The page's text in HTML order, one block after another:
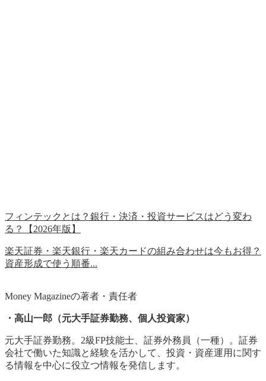
フィンテックとは？銀行・決済・投資サービスはどう変わ
る？【2026年版】
楽天証券・楽天銀行・楽天カードの組み合わせは今もお得？
資産形成で使う順番...
Money Magazineの著者・責任者
・高山一郎（元大手証券勤務、個人投資家）
元大手証券勤務。2級FP技能士、証券外務員（一種）。証券
会社で働いた知識と経験を活かして、投資・資産運用に関す
る情報を中心に役立つ情報を発信します。